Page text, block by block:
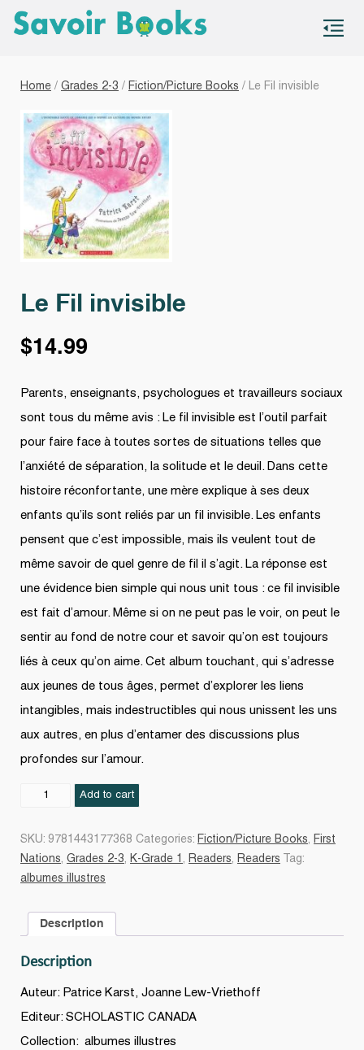
Home / Grades 2-3 / Fiction/Picture Books / Le Fil invisible
Le Fil invisible
$14.99
Parents, enseignants, psychologues et travailleurs sociaux
sont tous du même avis : Le fil invisible est l’outil parfait
pour faire face à toutes sortes de situations telles que
l’anxiété de séparation, la solitude et le deuil. Dans cette
histoire réconfortante, une mère explique à ses deux
enfants qu’ils sont reliés par un fil invisible. Les enfants
pensent que c’est impossible, mais ils veulent tout de
même savoir de quel genre de fil il s’agit. La réponse est
une évidence bien simple qui nous unit tous : ce fil invisible
est fait d’amour. Même si on ne peut pas le voir, on peut le
sentir au fond de notre cour et savoir qu’on est toujours
liés à ceux qu’on aime. Cet album touchant, qui s’adresse
aux jeunes de tous âges, permet d’explorer les liens
intangibles, mais indestructibles qui nous unissent les uns
aux autres, en plus d’entamer des discussions plus
profondes sur l’amour.
Add to cart
SKU: 9781443177368 Categories: Fiction/Picture Books, First
Nations, Grades 2-3, K-Grade 1 , Readers, Readers
Tag:
albumes illustres
Description
Description
Auteur: Patrice Karst, Joanne Lew-Vriethoff
Editeur: SCHOLASTIC CANADA
Collection: albumes illustres